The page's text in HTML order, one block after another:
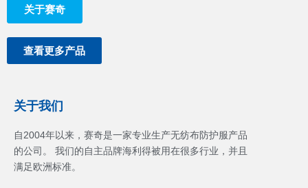
关于赛奇
查看更多产品
关于我们
自2004年以来，赛奇是一家专业生产无纺布防护服产品
的公司。 我们的自主品牌海利得被用在很多行业，并且
满足欧洲标准。